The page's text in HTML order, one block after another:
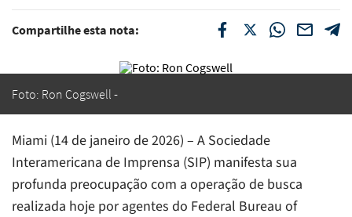
Compartilhe esta nota:
Foto: Ron Cogswell
Miami (14 de janeiro de 2026) – A Sociedade
Interamericana de Imprensa (SIP) manifesta sua
profunda preocupação com a operação de busca
realizada hoje por agentes do Federal Bureau of